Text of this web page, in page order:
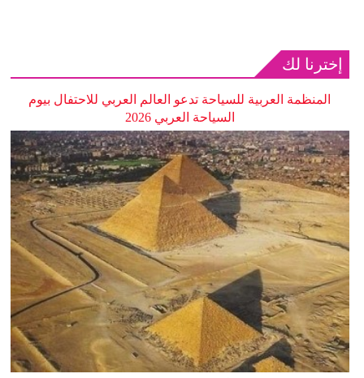
إخترنا لك
المنظمة العربية للسياحة تدعو العالم العربي للاحتفال بيوم
السياحة العربي 2026